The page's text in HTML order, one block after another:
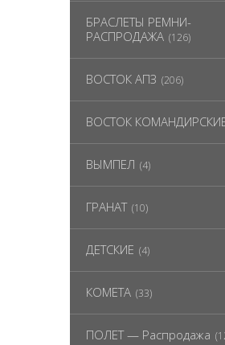
БРАСЛЕТЫ РЕМНИ-
РАСПРОДАЖА (126)
ВОСТОК АПЗ (206)
ВОСТОК
ВЫМПЕЛ (4)
ГРАНАТ (10)
ДЕТСКИЕ (4)
КОМЕТА (33)
ПОЛЕТ — Распродажа